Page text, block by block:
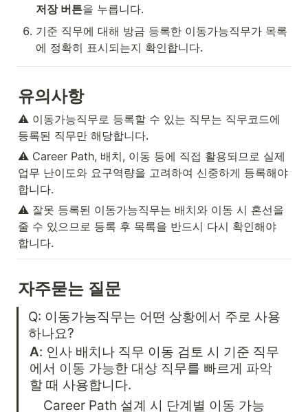
저장 버튼을 누릅니다.
기준 직무에 대해 방금 등록한 이동가능직무가 목록
에 정확히 표시되는지 확인합니다.
유의사항
⚠️ 이동가능직무로 등록할 수 있는 직무는 직무코드에
등록된 직무만 해당합니다.
⚠️ Career Path, 배치, 이동 등에 직접 활용되므로 실제
업무 난이도와 요구역량을 고려하여 신중하게 등록해야
합니다.
⚠️ 잘못 등록된 이동가능직무는 배치와 이동 시 혼선을
줄 수 있으므로 등록 후 목록을 반드시 다시 확인해야
합니다.
자주묻는 질문
Q: 이동가능직무는 어떤 상황에서 주로 사용
하나요?
A: 인사 배치나 직무 이동 검토 시 기준 직무
에서 이동 가능한 대상 직무를 빠르게 파악
할 때 사용합니다.